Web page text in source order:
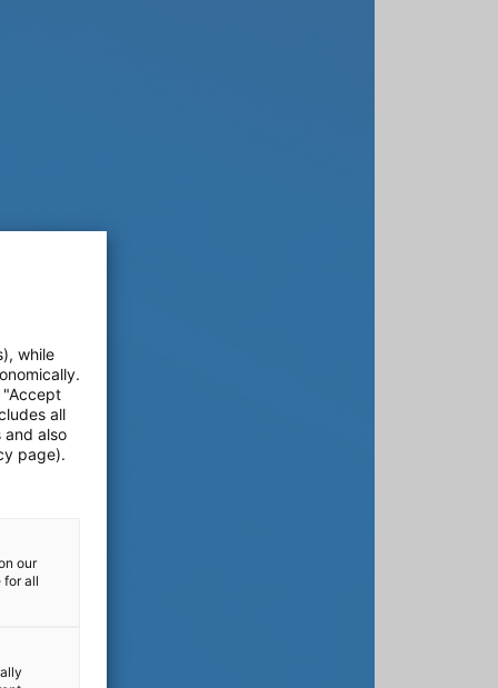
while
"Accept
all
and also
page).
our
for all